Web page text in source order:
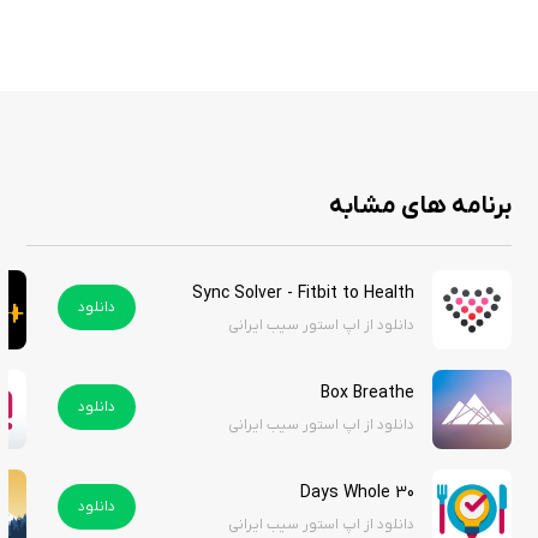
برنامه های مشابه
Sync Solver - Fitbit to Health
دانلود از اپ استور سیب ایرانی
دانلود
Box Breathe
دانلود از اپ استور سیب ایرانی
دانلود
30 Days Whole
دانلود از اپ استور سیب ایرانی
دانلود